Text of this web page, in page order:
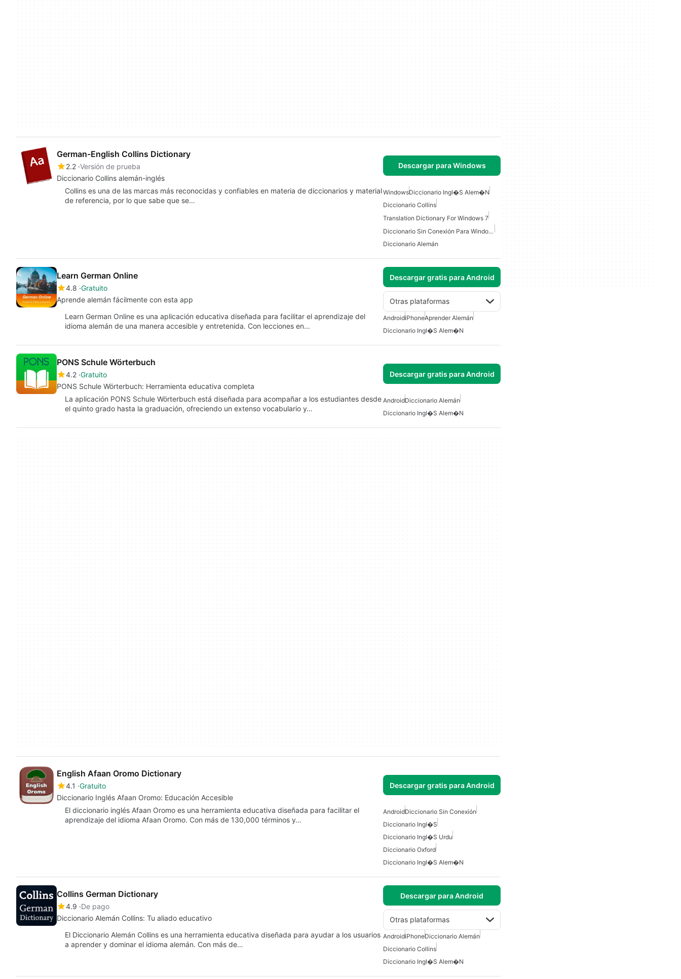
German-English Collins Dictionary
2.2 Versión de prueba
Diccionario Collins alemán-inglés
Descargar para Windows
Collins es una de las marcas más reconocidas y confiables en materia de diccionarios y material
de referencia, por lo que sabe que se…
WindowsDiccionario Ingl�s Alem�n
Diccionario Collins
Translation Dictionary For Windows 7
Diccionario Sin Conexión Para Windows
Diccionario Alemán
Learn German Online
4.8 Gratuito
Aprende alemán fácilmente con esta app
Descargar gratis para Android
Otras plataformas
Learn German Online es una aplicación educativa diseñada para facilitar el aprendizaje del
idioma alemán de una manera accesible y entretenida. Con lecciones en…
AndroidiPhoneAprender Alemán
Diccionario Ingl�s Alem�n
PONS Schule Wörterbuch
4.2 Gratuito
PONS Schule Wörterbuch: Herramienta educativa completa
Descargar gratis para Android
La aplicación PONS Schule Wörterbuch está diseñada para acompañar a los estudiantes desde
el quinto grado hasta la graduación, ofreciendo un extenso vocabulario y…
AndroidDiccionario Alemán
Diccionario Ingl�s Alem�n
English Afaan Oromo Dictionary
4.1 Gratuito
Diccionario Inglés Afaan Oromo: Educación Accesible
Descargar gratis para Android
El diccionario inglés Afaan Oromo es una herramienta educativa diseñada para facilitar el
aprendizaje del idioma Afaan Oromo. Con más de 130,000 términos y…
AndroidDiccionario Sin Conexión
Diccionario Ingl�s
Diccionario Ingl�s Urdu
Diccionario Oxford
Diccionario Ingl�s Alem�n
Collins German Dictionary
4.9 De pago
Diccionario Alemán Collins: Tu aliado educativo
Descargar para Android
Otras plataformas
El Diccionario Alemán Collins es una herramienta educativa diseñada para ayudar a los usuarios
a aprender y dominar el idioma alemán. Con más de…
AndroidiPhoneDiccionario Alemán
Diccionario Collins
Diccionario Ingl�s Alem�n